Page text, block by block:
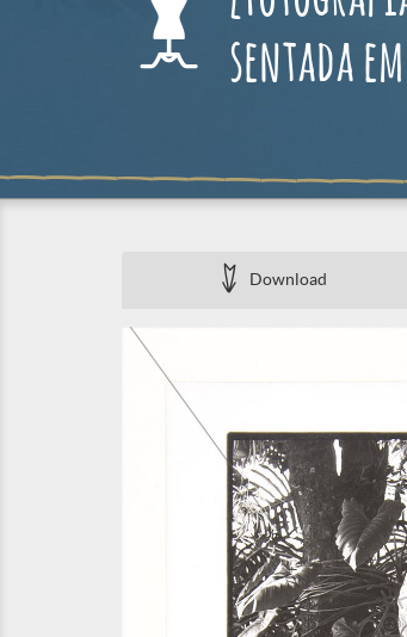
sentada
Download